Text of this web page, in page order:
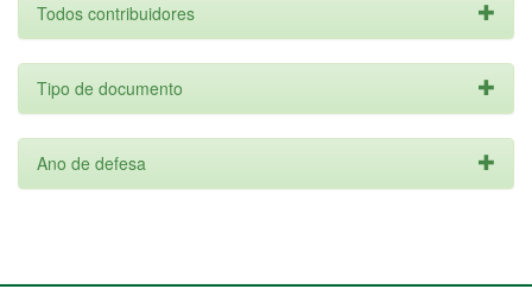
Todos contribuidores
Tipo de documento
Ano de defesa